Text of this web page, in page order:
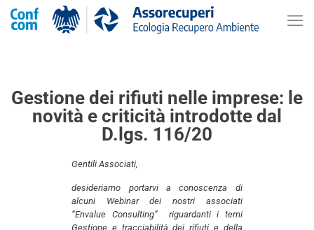
Gestione dei rifiuti nelle imprese: le
novità e criticità introdotte dal
D.lgs. 116/20
Gentili Associati,
desideriamo portarvi a conoscenza di
alcuni Webinar dei nostri associati
“Envalue Consulting” riguardanti i temi
Gestione e tracciabilità dei rifiuti e della